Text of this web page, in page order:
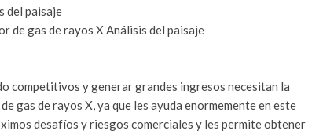
del paisaje
de gas de rayos X Análisis del paisaje
competitivos y generar grandes ingresos necesitan la
gas de rayos X, ya que les ayuda enormemente en este
desafíos y riesgos comerciales y les permite obtener